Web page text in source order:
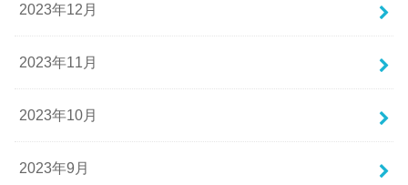
2023年12月
2023年11月
2023年10月
2023年9月